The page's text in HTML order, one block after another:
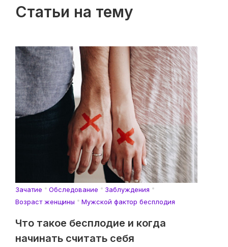
Статьи на тему
Зачатие Обследование
Заблуждения
Возраст женщины
Мужской фактор бесплодия
Что такое бесплодие и когда
начинать считать себя